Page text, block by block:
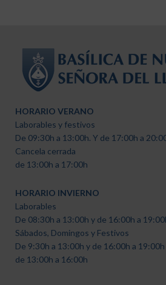
HORARIO VERANO
Laborables y festivos
De 09:30h a 13:00h. Y de 17:00h a
Cancela cerrada
de 13:00h a 17:00h
HORARIO INVIERNO
Laborables
De 08:30h a 13:00h y de 16:00h a
Sábados, Domingos y Festivos
De 9:30h a 13:00h y de 16:00h a
de 13:00h a 16:00h